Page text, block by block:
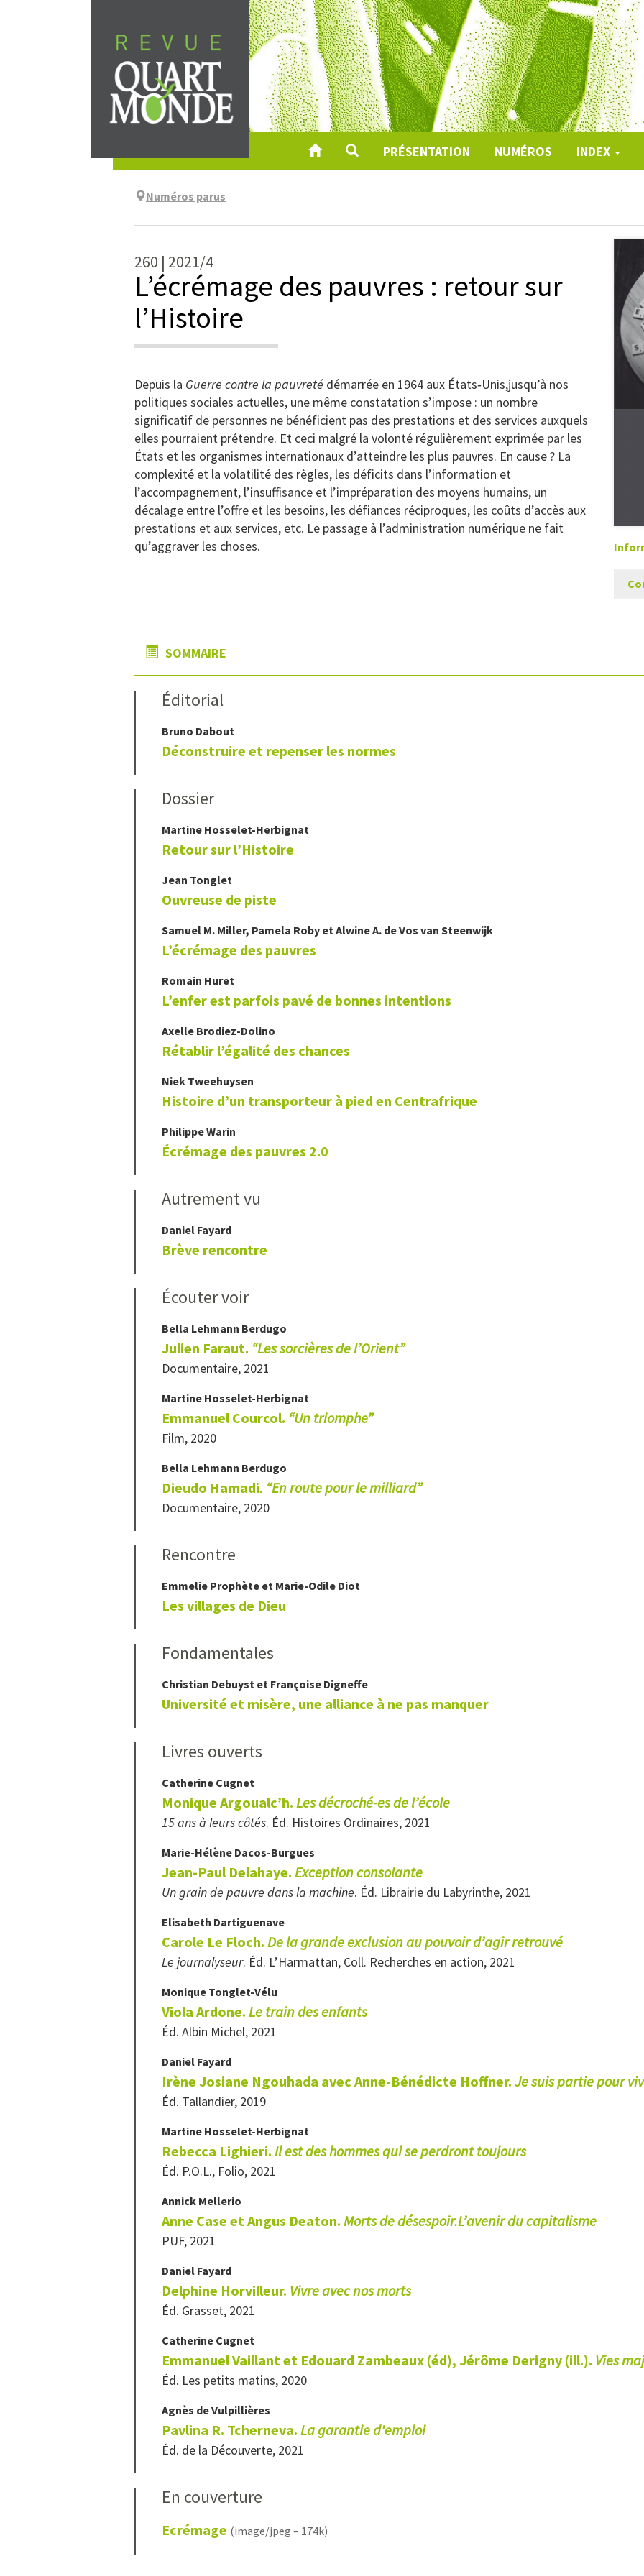
au
contenu
PRÉSENTATION NUMÉROS INDEX
Numéros parus
260 | 2021/4
L’écrémage des pauvres : retour sur
l’Histoire
Depuis la Guerre contre la pauvreté démarrée en 1964 aux États‑Unis,jusqu’à nos
politiques sociales actuelles, une même constatation s’impose : un nombre
significatif de personnes ne bénéficient pas des prestations et des services auxquels
elles pourraient prétendre. Et ceci malgré la volonté régulièrement exprimée par les
États et les organismes internationaux d’atteindre les plus pauvres. En cause ? La
complexité et la volatilité des règles, les déficits dans l’information et
l’accompagnement, l’insuffisance et l’impréparation des moyens humains, un
décalage entre l’offre et les besoins, les défiances réciproques, les coûts d’accès aux
prestations et aux services, etc. Le passage à l’administration numérique ne fait
qu’aggraver les choses.
SOMMAIRE
Éditorial
Bruno Dabout
Déconstruire et repenser les normes
Dossier
Martine Hosselet-Herbignat
Retour sur l’Histoire
Jean Tonglet
Ouvreuse de piste
Samuel M. Miller, Pamela Roby etAlwine A. de Vos van Steenwijk
L’écrémage des pauvres
Romain Huret
L’enfer est parfois pavé de bonnes intentions
Axelle Brodiez-Dolino
Rétablir l’égalité des chances
Niek Tweehuysen
Histoire d’un transporteur à pied en Centrafrique
PhilippeWarin
Écrémage des pauvres 2.0
Autrement vu
Daniel Fayard
Brève rencontre
Écouter voir
Bella Lehmann Berdugo
Julien Faraut. “Les sorcièresde l’Orient”
Documentaire, 2021
Martine Hosselet-Herbignat
Emmanuel Courcol. “Un triomphe”
Film, 2020
Bella Lehmann Berdugo
Dieudo Hamadi. “En route pour le milliard”
Documentaire, 2020
Rencontre
Emmelie Prophète et Marie-Odile Diot
Les villages de Dieu
Fondamentales
Christian Debuyst et Françoise Digneffe
Université et misère, une alliance à ne pas manquer
Livres ouverts
Catherine Cugnet
Monique Argoualc’h. Les décroché-es de l’école
15 ans à leurs côtés. Éd. Histoires Ordinaires, 2021
Marie-Hélène Dacos-Burgues
Jean-Paul Delahaye. Exception consolante
Un grain de pauvre dans la machine. Éd. Librairie du Labyrinthe, 2021
Elisabeth Dartiguenave
Carole Le Floch. De la grande exclusion au pouvoir d’agir retrouvé
Le journalyseur. Éd. L’Harmattan, Coll. Recherches en action, 2021
Monique Tonglet-Vélu
Viola Ardone. Le train des enfants
Éd. Albin Michel, 2021
Daniel Fayard
Irène Josiane Ngouhada avec Anne-Bénédicte Hoffner. Jesuis partie pour
Éd. Tallandier, 2019
Martine Hosselet-Herbignat
Rebecca Lighieri. Ilest des hommes qui seperdront toujours
Éd. P.O.L., Folio, 2021
Annick Mellerio
Anne Case et Angus Deaton. Morts dedésespoir.L’avenir du capitalisme
PUF, 2021
Daniel Fayard
Delphine Horvilleur. Vivre avec nos morts
Éd. Grasset, 2021
Catherine Cugnet
Emmanuel Vaillant et Edouard Zambeaux (éd), Jérôme Derigny (ill.). Vies
Éd. Les petits matins, 2020
Agnès deVulpillières
Pavlina R. Tcherneva. La garantie d'emploi
Éd. de la Découverte, 2021
En couverture
Ecrémage (image/jpeg – 174k)